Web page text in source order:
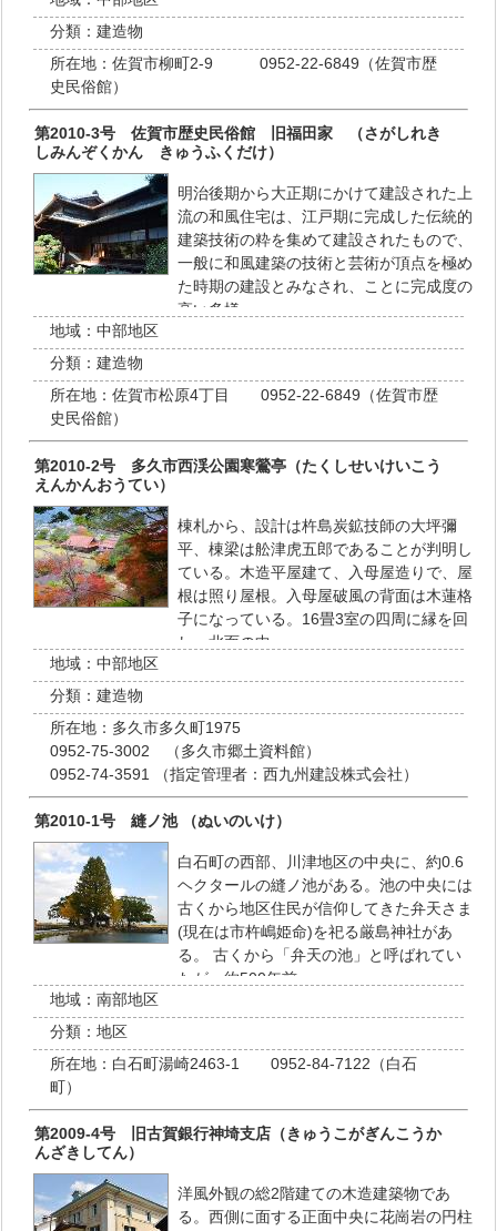
分類： 建造物
所在地： 佐賀市柳町2-9 0952-22-6849（佐賀市歴
史民俗館）
第2010-3号 佐賀市歴史民俗館 旧福田家 （さがしれき
しみんぞくかん きゅうふくだけ）
明治後期から大正期にかけて建設された上
流の和風住宅は、江戸期に完成した伝統的
建築技術の粋を集めて建設されたもので、
一般に和風建築の技術と芸術が頂点を極め
た時期の建設とみなされ、ことに完成度の
高い多様…
地域： 中部地区
分類： 建造物
所在地： 佐賀市松原4丁目 0952-22-6849（佐賀市歴
史民俗館）
第2010-2号 多久市西渓公園寒鶯亭（たくしせいけいこう
えんかんおうてい）
棟札から、設計は杵島炭鉱技師の大坪彌
平、棟梁は舩津虎五郎であることが判明し
ている。木造平屋建て、入母屋造りで、屋
根は照り屋根。入母屋破風の背面は木蓮格
子になっている。16畳3室の四周に縁を回
し、北面の中…
地域： 中部地区
分類： 建造物
所在地： 多久市多久町1975
0952-75-3002 （多久市郷土資料館）
0952-74-3591 （指定管理者：西九州建設株式会社）
第2010-1号 縫ノ池 （ぬいのいけ）
白石町の西部、川津地区の中央に、約0.6
ヘクタールの縫ノ池がある。池の中央には
古くから地区住民が信仰してきた弁天さま
(現在は市杵嶋姫命)を祀る厳島神社があ
る。 古くから「弁天の池」と呼ばれてい
たが、約500年前…
地域： 南部地区
分類： 地区
所在地： 白石町湯崎2463-1 0952-84-7122（白石
町）
第2009-4号 旧古賀銀行神埼支店（きゅうこがぎんこうか
んざきしてん）
洋風外観の総2階建ての木造建築物であ
る。西側に面する正面中央に花崗岩の円柱